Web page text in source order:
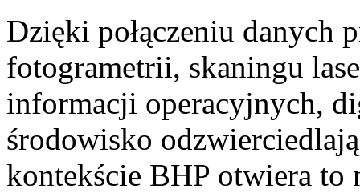
Dzięki połączeniu danych
fotogrametrii, skaningu
informacji operacyjnych,
środowisko
kontekście BHP otwiera